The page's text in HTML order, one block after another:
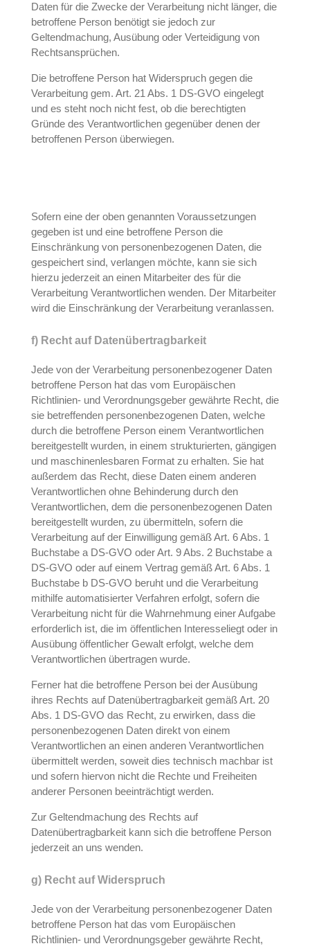
Daten für die Zwecke der Verarbeitung nicht länger, die
betroffene Person benötigt sie jedoch zur
Geltendmachung, Ausübung oder Verteidigung von
Rechtsansprüchen.
Die betroffene Person hat Widerspruch gegen die
Verarbeitung gem. Art. 21 Abs. 1 DS-GVO eingelegt
und es steht noch nicht fest, ob die berechtigten
Gründe des Verantwortlichen gegenüber denen der
betroffenen Person überwiegen.
Sofern eine der oben genannten Voraussetzungen
gegeben ist und eine betroffene Person die
Einschränkung von personenbezogenen Daten, die
gespeichert sind, verlangen möchte, kann sie sich
hierzu jederzeit an einen Mitarbeiter des für die
Verarbeitung Verantwortlichen wenden. Der Mitarbeiter
wird die Einschränkung der Verarbeitung veranlassen.
f) Recht auf Datenübertragbarkeit
Jede von der Verarbeitung personenbezogener Daten
betroffene Person hat das vom Europäischen
Richtlinien- und Verordnungsgeber gewährte Recht, die
sie betreffenden personenbezogenen Daten, welche
durch die betroffene Person einem Verantwortlichen
bereitgestellt wurden, in einem strukturierten, gängigen
und maschinenlesbaren Format zu erhalten. Sie hat
außerdem das Recht, diese Daten einem anderen
Verantwortlichen ohne Behinderung durch den
Verantwortlichen, dem die personenbezogenen Daten
bereitgestellt wurden, zu übermitteln, sofern die
Verarbeitung auf der Einwilligung gemäß Art. 6 Abs. 1
Buchstabe a DS-GVO oder Art. 9 Abs. 2 Buchstabe a
DS-GVO oder auf einem Vertrag gemäß Art. 6 Abs. 1
Buchstabe b DS-GVO beruht und die Verarbeitung
mithilfe automatisierter Verfahren erfolgt, sofern die
Verarbeitung nicht für die Wahrnehmung einer Aufgabe
erforderlich ist, die im öffentlichen Interesseliegt oder in
Ausübung öffentlicher Gewalt erfolgt, welche dem
Verantwortlichen übertragen wurde.
Ferner hat die betroffene Person bei der Ausübung
ihres Rechts auf Datenübertragbarkeit gemäß Art. 20
Abs. 1 DS-GVO das Recht, zu erwirken, dass die
personenbezogenen Daten direkt von einem
Verantwortlichen an einen anderen Verantwortlichen
übermittelt werden, soweit dies technisch machbar ist
und sofern hiervon nicht die Rechte und Freiheiten
anderer Personen beeinträchtigt werden.
Zur Geltendmachung des Rechts auf
Datenübertragbarkeit kann sich die betroffene Person
jederzeit an uns wenden.
g) Recht auf Widerspruch
Jede von der Verarbeitung personenbezogener Daten
betroffene Person hat das vom Europäischen
Richtlinien- und Verordnungsgeber gewährte Recht,